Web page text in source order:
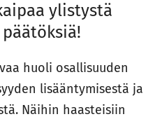
ylistystä
huoli osallisuuden
lisääntymisestä ja
Näihin haasteisiin